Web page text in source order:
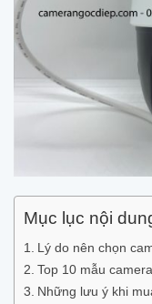
Mục lục nội
Lý do nên chọn
Top 10 mẫu
Những lưu ý khi